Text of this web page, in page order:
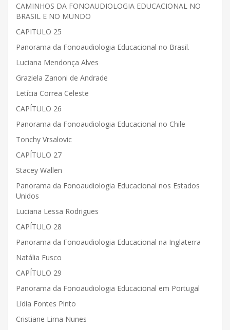
CAMINHOS DA FONOAUDIOLOGIA EDUCACIONAL NO
BRASIL E NO MUNDO
CAPITULO 25
Panorama da Fonoaudiologia Educacional no Brasil.
Luciana Mendonça Alves
Graziela Zanoni de Andrade
Letícia Correa Celeste
CAPÍTULO 26
Panorama da Fonoaudiologia Educacional no Chile
Tonchy Vrsalovic
CAPÍTULO 27
Stacey Wallen
Panorama da Fonoaudiologia Educacional nos Estados
Unidos
Luciana Lessa Rodrigues
CAPÍTULO 28
Panorama da Fonoaudiologia Educacional na Inglaterra
Natália Fusco
CAPÍTULO 29
Panorama da Fonoaudiologia Educacional em Portugal
Lídia Fontes Pinto
Cristiane Lima Nunes